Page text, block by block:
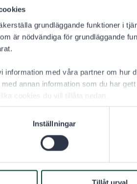
grundläggande funktioner i
är nödvändiga för grundläggande
information med våra partner om hur
annan information som du har
cookies du vill tillåta nedan.
Inställningar
Tillåt urval